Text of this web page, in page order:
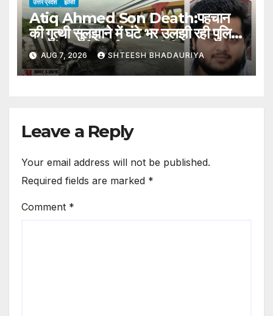
उत्तर प्रदेश झांसी
Atiq Ahmed Son Death:पहचान
की गुत्थी सुलझाने में घंटे भर उलझी रही पुलिस,
शादी के कार्ड से हुई अबान की शिनाख्त –
Atiq Ahmed Son Death Police
Spent An Hour Grappling
AUG 7, 2026 SHTEESH BHADAURIYA
Leave a Reply
Your email address will not be published.
Required fields are marked *
Comment *